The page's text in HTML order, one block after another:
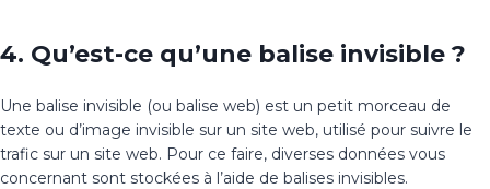
4. Qu’est-ce qu’une balise invisible ?
Une balise invisible (ou balise web) est un petit morceau de
texte ou d’image invisible sur un site web, utilisé pour suivre le
trafic sur un site web. Pour ce faire, diverses données vous
concernant sont stockées à l’aide de balises invisibles.